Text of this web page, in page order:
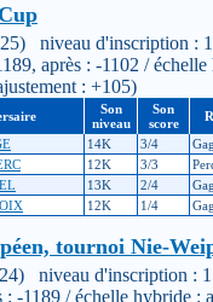
niveau d'inscription :
après : -1102 /
: +105)
Son
niveau
Son
score
14K 3/4
12K 3/3
13K 2/4
12K 1/4
tournoi Nie-
niveau d'inscription :
: -1189 / échelle hybride :